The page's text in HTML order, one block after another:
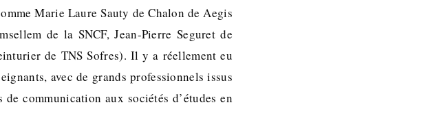
Marie Laure Sauty de Chalon de Aegis
de la SNCF, Jean-Pierre Seguret de
de TNS Sofres). Il y a réellement eu
avec de grands professionnels issus
communication aux sociétés d’études en